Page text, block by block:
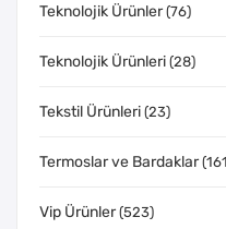
Teknolojik Ürünler (76)
Teknolojik Ürünleri (28)
Tekstil Ürünleri (23)
Termoslar ve Bardaklar
Vip Ürünler (523)